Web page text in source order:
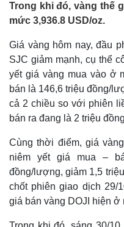
Trong khi đó, vàng thế
mức 3,936.8 USD/oz.
Giá vàng hôm nay, đầu
SJC giảm mạnh, cụ thể
yết giá vàng mua vào ở
bán là 146,6 triệu đồng/
cả 2 chiều so với phiên
bán ra đang là 2 triệu
Cùng thời điểm, giá
niêm yết giá mua –
đồng/lượng, giảm 1,5
chốt phiên giao dịch 29/
giá bán vàng DOJI hiện